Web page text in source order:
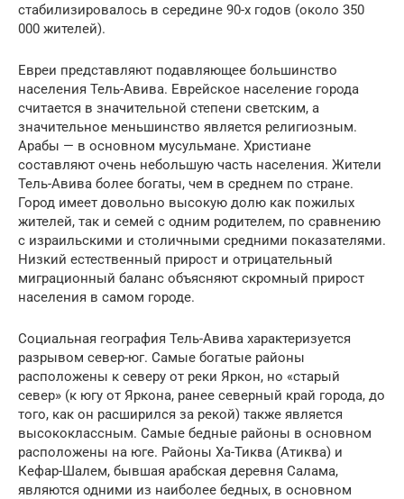
стабилизировалось в середине 90-х годов (около 350
000 жителей).
Евреи представляют подавляющее большинство
населения Тель-Авива. Еврейское население города
считается в значительной степени светским, а
значительное меньшинство является религиозным.
Арабы — в основном мусульмане. Христиане
составляют очень небольшую часть населения. Жители
Тель-Авива более богаты, чем в среднем по стране.
Город имеет довольно высокую долю как пожилых
жителей, так и семей с одним родителем, по сравнению
с израильскими и столичными средними показателями.
Низкий естественный прирост и отрицательный
миграционный баланс объясняют скромный прирост
населения в самом городе.
Социальная география Тель-Авива характеризуется
разрывом север-юг. Самые богатые районы
расположены к северу от реки Яркон, но «старый
север» (к югу от Яркона, ранее северный край города, до
того, как он расширился за рекой) также является
высококлассным. Самые бедные районы в основном
расположены на юге. Районы Ха-Тиква (Атиква) и
Кефар-Шалем, бывшая арабская деревня Салама,
являются одними из наиболее бедных, в основном